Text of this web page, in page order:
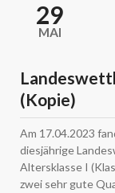
29
MAI
(Kopie)
Am 17.04.2023
diesjährige
Altersklasse I
zwei sehr gute